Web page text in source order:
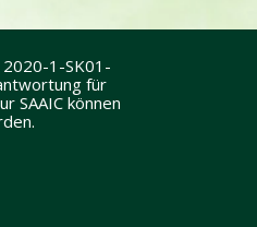
1-SK01-
für
SAAIC können